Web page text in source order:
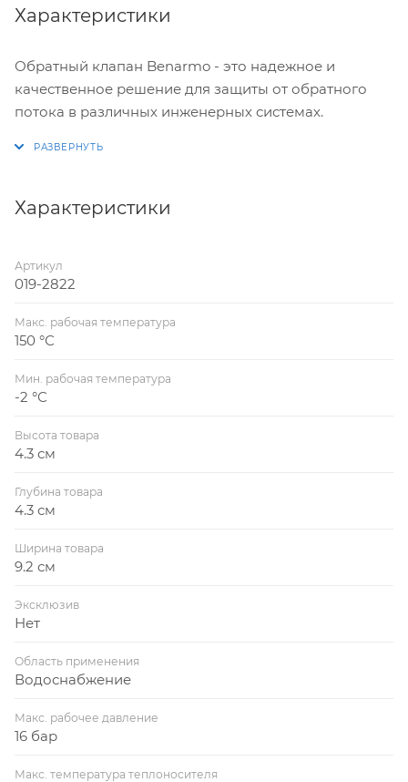
Характеристики
Обратный клапан Benarmo - это надежное и
качественное решение для защиты от обратного
потока в различных инженерных системах.
Характеристики
Артикул
019-2822
Макс. рабочая температура
150 °С
Мин. рабочая температура
-2 °С
Высота товара
4.3 см
Глубина товара
4.3 см
Ширина товара
9.2 см
Эксклюзив
Нет
Область применения
Водоснабжение
Макс. рабочее давление
16 бар
Макс. температура теплоносителя